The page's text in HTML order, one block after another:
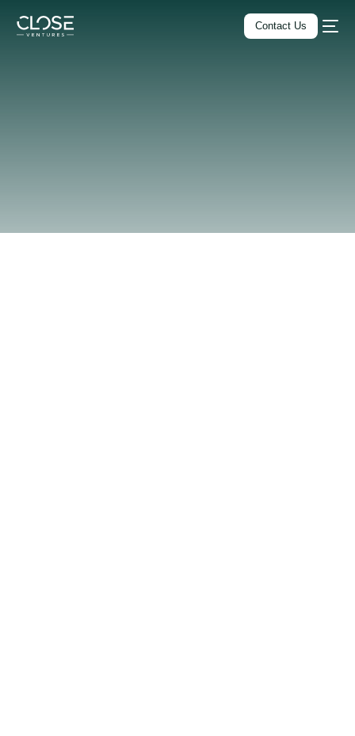
Contact Us